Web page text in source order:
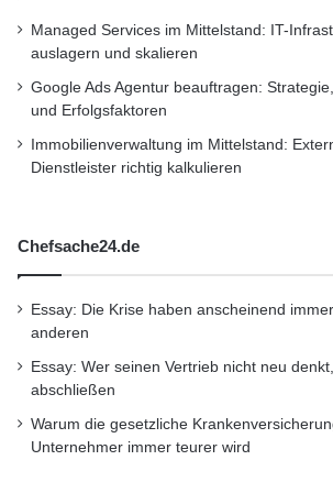
Managed Services im Mittelstand: IT-
auslagern und skalieren
Google Ads Agentur beauftragen:
und Erfolgsfaktoren
Immobilienverwaltung im Mittelstand:
Dienstleister richtig kalkulieren
Chefsache24.de
Essay: Die Krise haben anscheinend
anderen
Essay: Wer seinen Vertrieb nicht neu
abschließen
Warum die gesetzliche
Unternehmer immer teurer wird